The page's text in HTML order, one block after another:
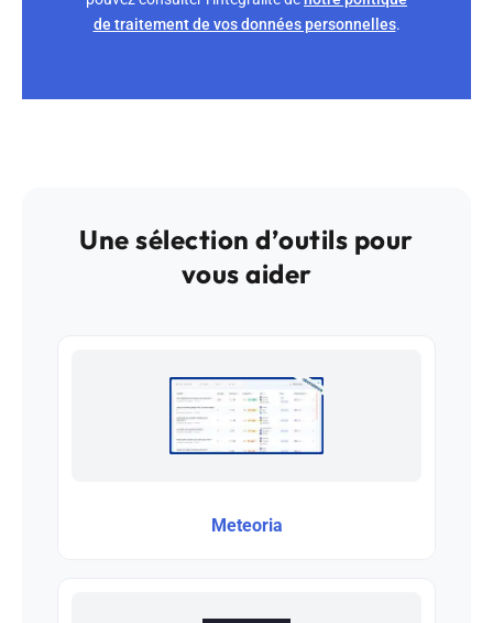
de traitement de vos données personnelles.
Une sélection d’outils pour
vous aider
Meteoria